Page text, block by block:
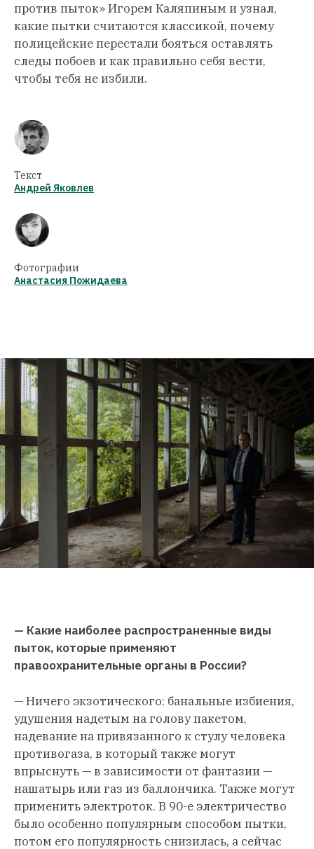
против пыток» Игорем Каляпиным и узнал,
какие пытки считаются классикой, почему
полицейские перестали бояться оставлять
следы побоев и как правильно себя вести,
чтобы тебя не избили.
Текст
Андрей Яковлев
Фотографии
Анастасия Пожидаева
— Какие наиболее распространенные виды
пыток, которые применяют
правоохранительные органы в России?
— Ничего экзотического: банальные избиения,
удушения надетым на голову пакетом,
надевание на привязанного к стулу человека
противогаза, в который также могут
впрыснуть — в зависимости от фантазии —
нашатырь или газ из баллончика. Также могут
применить электроток. В 90-е электричество
было особенно популярным способом пытки,
потом его популярность снизилась, а сейчас